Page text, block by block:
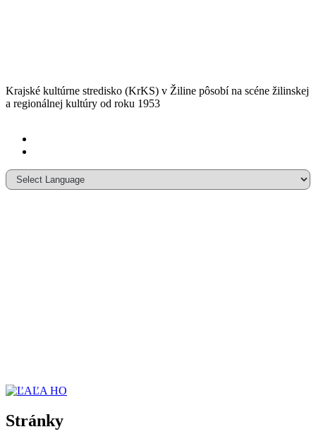
Krajské kultúrne stredisko (KrKS) v Žiline pôsobí na scéne žilinskej
a regionálnej kultúry od roku 1953
Stránky